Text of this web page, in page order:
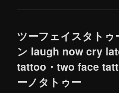
ツーフェイスタトゥ
ン laugh now cry
tattoo・two face
ーノタトゥー